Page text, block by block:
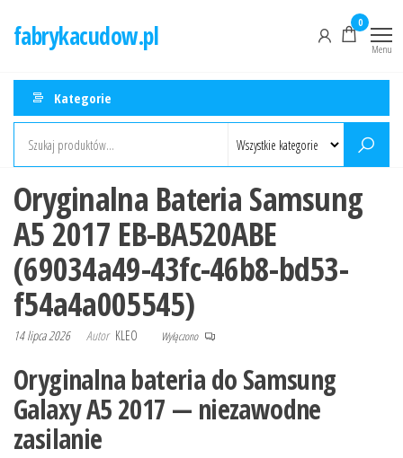
fabrykacudow.pl 0
Menu
Kategorie
Oryginalna Bateria Samsung
A5 2017 EB-BA520ABE
(69034a49-43fc-46b8-bd53-
f54a4a005545)
14 lipca 2026 Autor KLEO Wyłączono
Oryginalna bateria do Samsung
Galaxy A5 2017 — niezawodne
zasilanie